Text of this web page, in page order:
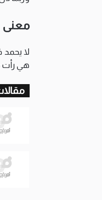
معنى
لا يحمد
هي رأت